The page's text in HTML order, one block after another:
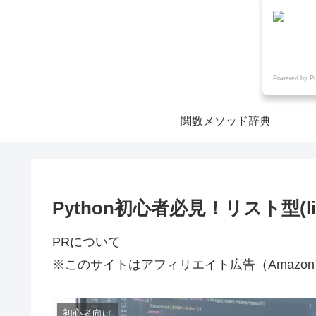
関数メソッド辞典
Python初心者必見！リスト型
PRについて
※このサイトはアフィリエイト広告（
初心者向け
Powered by